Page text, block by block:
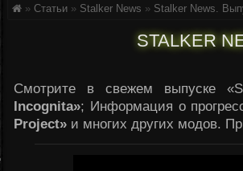
» Статьи » Stalker News » Stalker News.
STALKER
Смотрите в свежем выпуске
Incognita»; Информация о
Project» и многих других модов.